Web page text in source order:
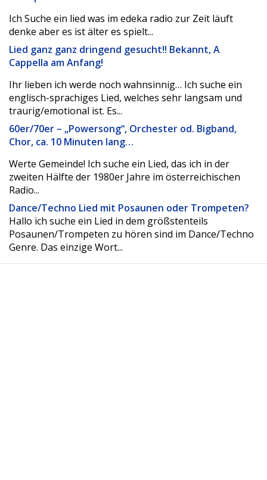
Ich Suche ein lied was im edeka radio zur Zeit läuft
denke aber es ist älter es spielt...
Lied ganz ganz dringend gesucht!! Bekannt, A
Cappella am Anfang!
Ihr lieben ich werde noch wahnsinnig… Ich suche ein
englisch-sprachiges Lied, welches sehr langsam und
traurig/emotional ist. Es...
60er/70er – „Powersong“, Orchester od. Bigband,
Chor, ca. 10 Minuten lang…
Werte Gemeinde! Ich suche ein Lied, das ich in der
zweiten Hälfte der 1980er Jahre im österreichischen
Radio...
Dance/Techno Lied mit Posaunen oder Trompeten?
Hallo ich suche ein Lied in dem größstenteils
Posaunen/Trompeten zu hören sind im Dance/Techno
Genre. Das einzige Wort...